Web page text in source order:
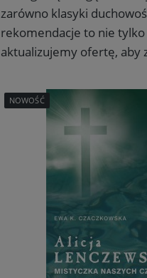
zarówno klasyki
rekomendacje to nie
aktualizujemy ofertę, aby
NOWOŚĆ